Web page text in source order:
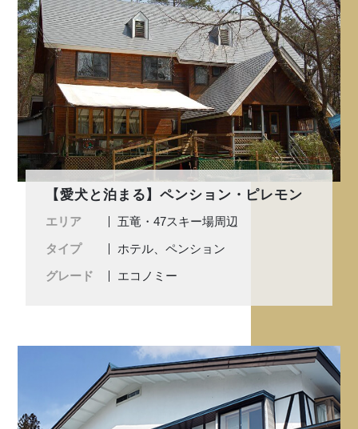
【愛犬と泊まる】ペンション・ピレモン
エリア
五竜・47スキー場周辺
タイプ
ホテル、ペンション
グレード
エコノミー